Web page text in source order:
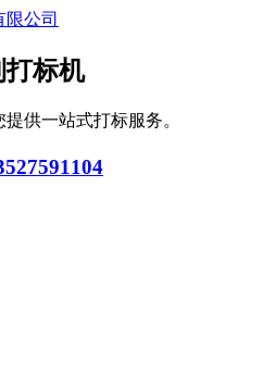
打标机
供一站式打标服务。